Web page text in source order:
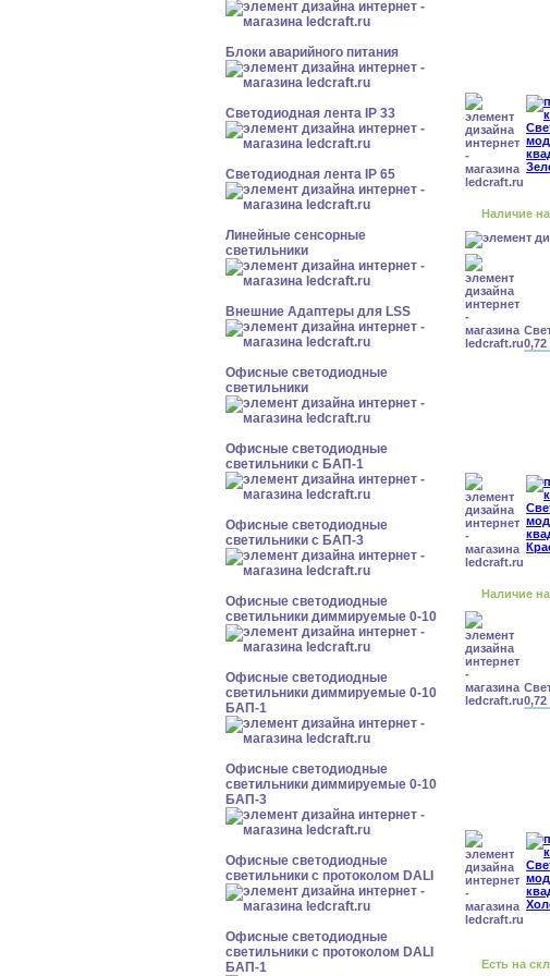
Блоки аварийного питания
Светодиодная лента IP 33
Светодиодная лента IP 65
Линейные сенсорные
светильники
Внешние Адаптеры для LSS
Офисные светодиодные
светильники
Офисные светодиодные
светильники с БАП-1
Офисные светодиодные
светильники с БАП-3
Офисные светодиодные
светильники диммируемые 0-10
Офисные светодиодные
светильники диммируемые 0-10
БАП-1
Офисные светодиодные
светильники диммируемые 0-10
БАП-3
Офисные светодиодные
светильники с протоколом DALI
Офисные светодиодные
светильники с протоколом DALI
БАП-1
Наличие
Наличие
Есть на